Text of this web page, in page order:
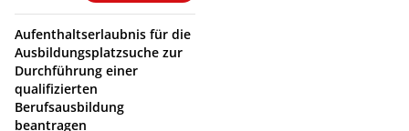
Aufenthaltserlaubnis für die
Ausbildungsplatzsuche zur
Durchführung einer
qualifizierten
Berufsausbildung
beantragen